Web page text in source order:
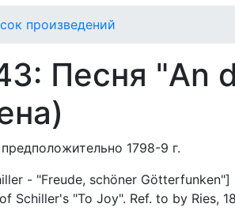
произведений
Песня "An
1798-9 г.
- "Freude, schöner Götterfunken"]
Schiller's "To Joy". Ref. to by Ries,